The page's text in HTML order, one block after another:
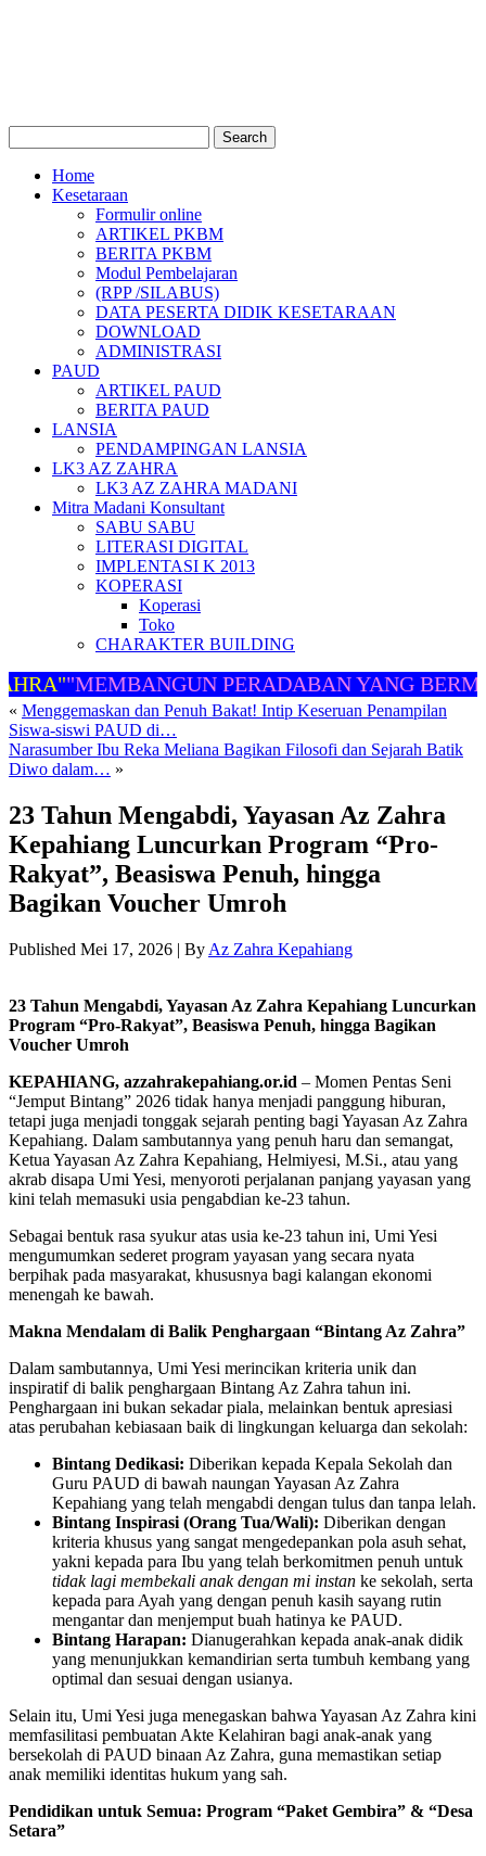
Home
Kesetaraan
Formulir online
ARTIKEL PKBM
BERITA PKBM
Modul Pembelajaran
(RPP /SILABUS)
DATA PESERTA DIDIK KESETARAAN
DOWNLOAD
ADMINISTRASI
PAUD
ARTIKEL PAUD
BERITA PAUD
LANSIA
PENDAMPINGAN LANSIA
LK3 AZ ZAHRA
LK3 AZ ZAHRA MADANI
Mitra Madani Konsultant
SABU SABU
LITERASI DIGITAL
IMPLENTASI K 2013
KOPERASI
Koperasi
Toko
CHARAKTER BUILDING
"MEMBANGUN PERADABAN YANG
« Menggemaskan dan Penuh Bakat! Intip Keseruan Penampilan
Siswa-siswi PAUD di…
Narasumber Ibu Reka Meliana Bagikan Filosofi dan Sejarah Batik
Diwo dalam… »
23 Tahun Mengabdi, Yayasan Az Zahra
Kepahiang Luncurkan Program “Pro-
Rakyat”, Beasiswa Penuh, hingga
Bagikan Voucher Umroh
Published Mei 17, 2026 | By Az Zahra Kepahiang
23 Tahun Mengabdi, Yayasan Az Zahra Kepahiang Luncurkan
Program “Pro-Rakyat”, Beasiswa Penuh, hingga Bagikan
Voucher Umroh
KEPAHIANG, azzahrakepahiang.or.id – Momen Pentas Seni
“Jemput Bintang” 2026 tidak hanya menjadi panggung hiburan,
tetapi juga menjadi tonggak sejarah penting bagi Yayasan Az Zahra
Kepahiang. Dalam sambutannya yang penuh haru dan semangat,
Ketua Yayasan Az Zahra Kepahiang, Helmiyesi, M.Si., atau yang
akrab disapa Umi Yesi, menyoroti perjalanan panjang yayasan yang
kini telah memasuki usia pengabdian ke-23 tahun.
Sebagai bentuk rasa syukur atas usia ke-23 tahun ini, Umi Yesi
mengumumkan sederet program yayasan yang secara nyata
berpihak pada masyarakat, khususnya bagi kalangan ekonomi
menengah ke bawah.
Makna Mendalam di Balik Penghargaan “Bintang Az Zahra”
Dalam sambutannya, Umi Yesi merincikan kriteria unik dan
inspiratif di balik penghargaan Bintang Az Zahra tahun ini.
Penghargaan ini bukan sekadar piala, melainkan bentuk apresiasi
atas perubahan kebiasaan baik di lingkungan keluarga dan sekolah:
Bintang Dedikasi: Diberikan kepada Kepala Sekolah dan
Guru PAUD di bawah naungan Yayasan Az Zahra
Kepahiang yang telah mengabdi dengan tulus dan tanpa lelah.
Bintang Inspirasi (Orang Tua/Wali): Diberikan dengan
kriteria khusus yang sangat mengedepankan pola asuh sehat,
yakni kepada para Ibu yang telah berkomitmen penuh untuk
tidak lagi membekali anak dengan mi instan ke sekolah, serta
kepada para Ayah yang dengan penuh kasih sayang rutin
mengantar dan menjemput buah hatinya ke PAUD.
Bintang Harapan: Dianugerahkan kepada anak-anak didik
yang menunjukkan kemandirian serta tumbuh kembang yang
optimal dan sesuai dengan usianya.
Selain itu, Umi Yesi juga menegaskan bahwa Yayasan Az Zahra kini
memfasilitasi pembuatan Akte Kelahiran bagi anak-anak yang
bersekolah di PAUD binaan Az Zahra, guna memastikan setiap
anak memiliki identitas hukum yang sah.
Pendidikan untuk Semua: Program “Paket Gembira” & “Desa
Setara”